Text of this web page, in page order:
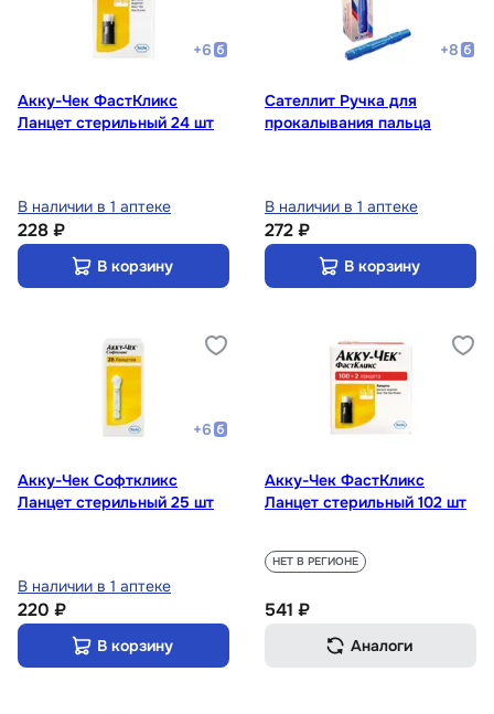
+6
Акку-Чек ФастКликс
Ланцет стерильный 24 шт
В наличии в 1 аптеке
228 ₽
В корзину
+8
Сателлит Ручка для
прокалывания пальца
В наличии в 1 аптеке
272 ₽
В корзину
+6
Акку-Чек Софткликс
Ланцет стерильный 25 шт
В наличии в 1 аптеке
220 ₽
В корзину
Акку-Чек ФастКликс
Ланцет стерильный 102 шт
НЕТ В РЕГИОНЕ
541 ₽
Аналоги